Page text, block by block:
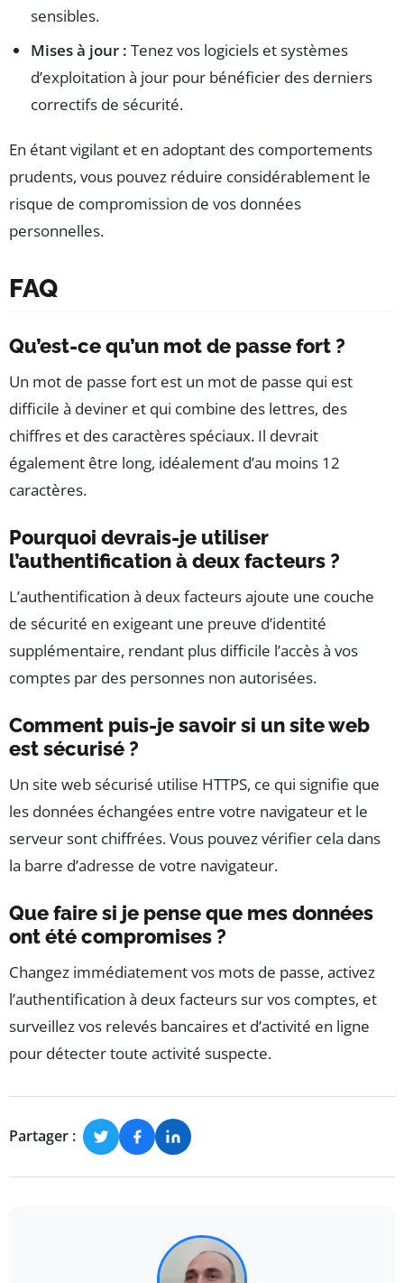
sensibles.
Mises à jour : Tenez vos logiciels et systèmes
d’exploitation à jour pour bénéficier des derniers
correctifs de sécurité.
En étant vigilant et en adoptant des comportements
prudents, vous pouvez réduire considérablement le
risque de compromission de vos données
personnelles.
FAQ
Qu’est-ce qu’un mot de passe fort ?
Un mot de passe fort est un mot de passe qui est
difficile à deviner et qui combine des lettres, des
chiffres et des caractères spéciaux. Il devrait
également être long, idéalement d’au moins 12
caractères.
Pourquoi devrais-je utiliser
l’authentification à deux facteurs ?
L’authentification à deux facteurs ajoute une couche
de sécurité en exigeant une preuve d’identité
supplémentaire, rendant plus difficile l’accès à vos
comptes par des personnes non autorisées.
Comment puis-je savoir si un site web
est sécurisé ?
Un site web sécurisé utilise HTTPS, ce qui signifie que
les données échangées entre votre navigateur et le
serveur sont chiffrées. Vous pouvez vérifier cela dans
la barre d’adresse de votre navigateur.
Que faire si je pense que mes données
ont été compromises ?
Changez immédiatement vos mots de passe, activez
l’authentification à deux facteurs sur vos comptes, et
surveillez vos relevés bancaires et d’activité en ligne
pour détecter toute activité suspecte.
Partager :